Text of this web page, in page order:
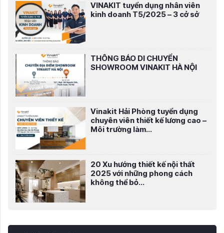
VINAKIT tuyển dụng nhân viên
kinh doanh T5/2025 – 3 cở sở
THÔNG BÁO DI CHUYỂN
SHOWROOM VINAKIT HÀ NỘI
Vinakit Hải Phòng tuyển dụng
chuyên viên thiết kế lương cao –
Môi trường làm...
20 Xu hướng thiết kế nội thất
2025 với những phong cách
không thể bỏ...